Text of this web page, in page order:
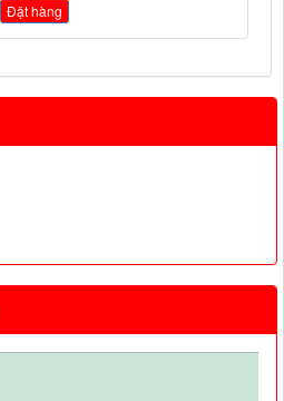
Đặt hàng